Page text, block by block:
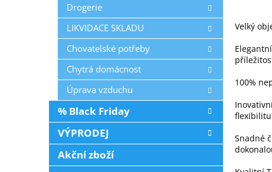
Drogerie
LIKVIDACE SKLADU
Chovatelské potřeby
Chytrá domácnost
Úprava vzduchu
% Black Friday
VÝPRODEJ
Akční zboží
Velký
100%
Snadné